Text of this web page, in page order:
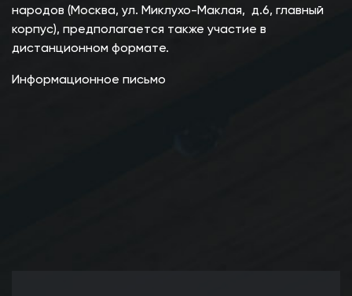
народов (Москва, ул. Миклухо-Маклая, д.6, главный
корпус), предполагается также участие в
дистанционном формате.
Информационное письмо